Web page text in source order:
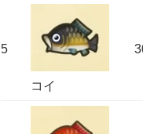
5
コイ